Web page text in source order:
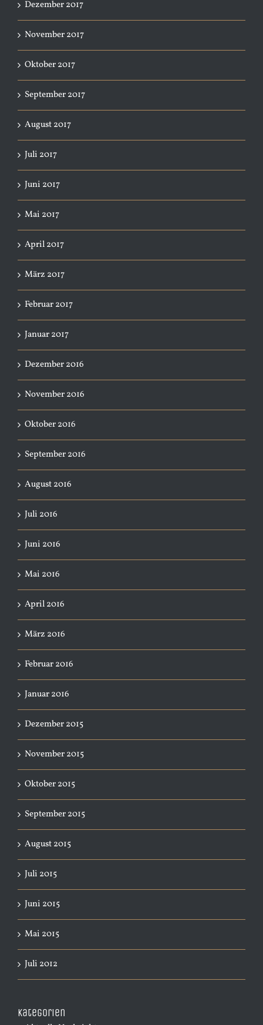
Dezember 2017
November 2017
Oktober 2017
September 2017
August 2017
Juli 2017
Juni 2017
Mai 2017
April 2017
März 2017
Februar 2017
Januar 2017
Dezember 2016
November 2016
Oktober 2016
September 2016
August 2016
Juli 2016
Juni 2016
Mai 2016
April 2016
März 2016
Februar 2016
Januar 2016
Dezember 2015
November 2015
Oktober 2015
September 2015
August 2015
Juli 2015
Juni 2015
Mai 2015
Juli 2012
Kategorien